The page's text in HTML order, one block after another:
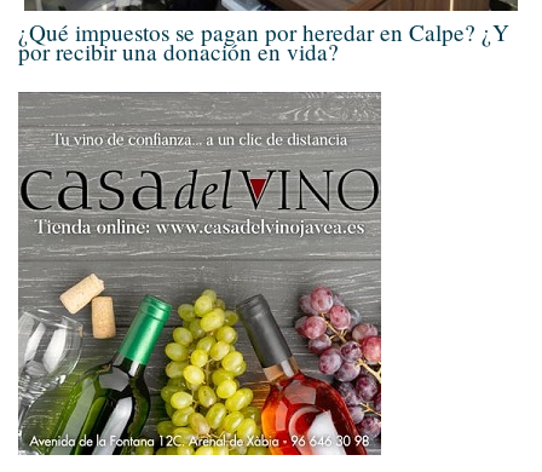
¿Qué impuestos se pagan por heredar en Calpe? ¿Y
por recibir una donación en vida?